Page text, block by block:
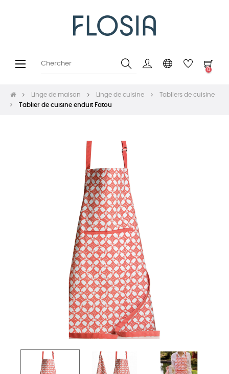
Basculer
☰
0
Linge de maison Linge de cuisine
Tabliers de cuisine
Tablier de cuisine enduit Fatou